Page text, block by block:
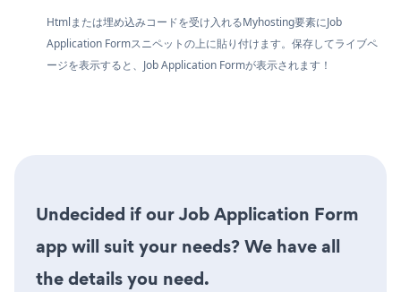
Htmlまたは埋め込みコードを受け入れるMyhosting要素にJob
Application Formスニペットの上に貼り付けます。保存してライブペ
ージを表示すると、Job Application Formが表示されます！
Undecided if our Job Application Form
app will suit your needs? We have all
the details you need.